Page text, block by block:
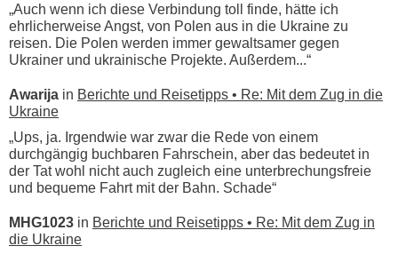
„Auch wenn ich diese Verbindung toll finde, hätte ich
ehrlicherweise Angst, von Polen aus in die Ukraine zu
reisen. Die Polen werden immer gewaltsamer gegen
Ukrainer und ukrainische Projekte. Außerdem...“
Awarija in Berichte und Reisetipps • Re: Mit dem Zug in die
Ukraine
„Ups, ja. Irgendwie war zwar die Rede von einem
durchgängig buchbaren Fahrschein, aber das bedeutet in
der Tat wohl nicht auch zugleich eine unterbrechungsfreie
und bequeme Fahrt mit der Bahn. Schade“
MHG1023 in Berichte und Reisetipps • Re: Mit dem Zug in
die Ukraine